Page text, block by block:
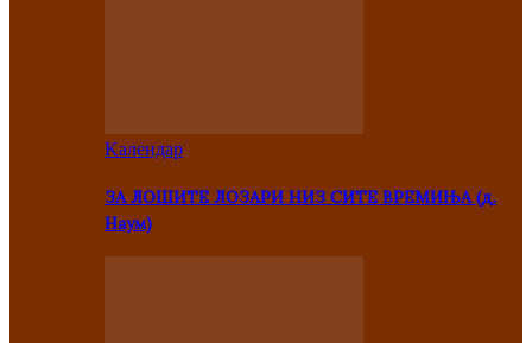
Kалендар
ЗА ЛОШИТЕ ЛОЗАРИ НИЗ СИТЕ ВРЕМИЊА (д.
Наум)